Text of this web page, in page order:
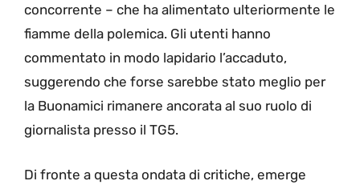
concorrente – che ha alimentato ulteriormente le
fiamme della polemica. Gli utenti hanno
commentato in modo lapidario l’accaduto,
suggerendo che forse sarebbe stato meglio per
la Buonamici rimanere ancorata al suo ruolo di
giornalista presso il TG5.
Di fronte a questa ondata di critiche, emerge